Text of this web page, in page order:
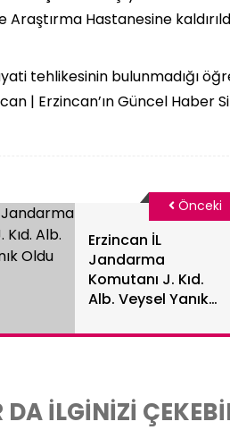
Araştırma Hastanesine
tehlikesinin bulunmadığı
| Erzincan’ın Güncel Haber
Erzincan İL
Jandarma
Komutanı J. Kıd.
Alb. Veysel Yanık
Önceki
DA İLGİNİZİ